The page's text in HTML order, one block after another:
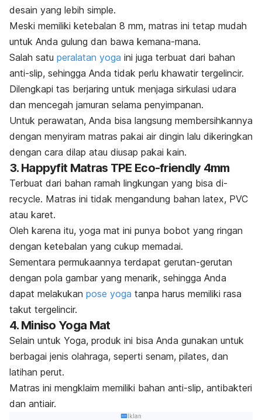
desain yang lebih simple.
Meski memiliki ketebalan 8 mm, matras ini tetap mudah
untuk Anda gulung dan bawa kemana-mana.
Salah satu peralatan yoga ini juga terbuat dari bahan
anti-slip, sehingga Anda tidak perlu khawatir tergelincir.
Dilengkapi tas berjaring untuk menjaga sirkulasi udara
dan mencegah jamuran selama penyimpanan.
Untuk perawatan, Anda bisa langsung membersihkannya
dengan menyiram matras pakai air dingin lalu dikeringkan
dengan cara dilap atau diusap pakai kain.
3. Happyfit Matras TPE Eco-friendly 4mm
Terbuat dari bahan ramah lingkungan yang bisa di-
recycle. Matras ini tidak mengandung bahan latex, PVC
atau karet.
Oleh karena itu, yoga mat ini punya bobot yang ringan
dengan ketebalan yang cukup memadai.
Sementara permukaannya terdapat gerutan-gerutan
dengan pola gambar yang menarik, sehingga Anda
dapat melakukan pose yoga tanpa harus memiliki rasa
takut tergelincir.
4. Miniso Yoga Mat
Selain untuk Yoga, produk ini bisa Anda gunakan untuk
berbagai jenis olahraga, seperti senam, pilates, dan
latihan perut.
Matras ini mengklaim memiliki bahan anti-slip, antibakteri
dan antiair.
Iklan